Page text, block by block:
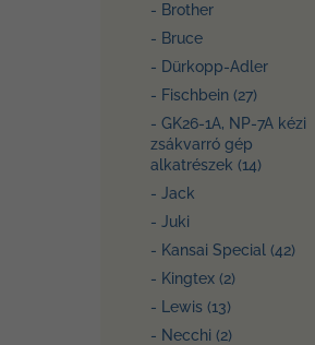
- Brother
- Bruce
- Dürkopp-Adler
- Fischbein (27)
- GK26-1A, NP-7A kézi
zsákvarró gép
alkatrészek (14)
- Jack
- Juki
- Kansai Special (42)
- Kingtex (2)
- Lewis (13)
- Necchi (2)